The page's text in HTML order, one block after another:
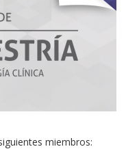
miembros: